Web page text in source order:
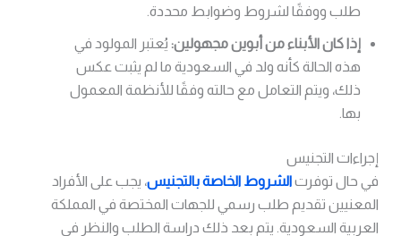
طلب ووفقًا لشروط وضوابط محددة.
إذا كان الأبناء من أبوين مجهولين: يُعتبر المولود في
هذه الحالة كأنه ولد في السعودية ما لم يثبت عكس
ذلك، ويتم التعامل مع حالته وفقًا للأنظمة المعمول
بها.
إجراءات التجنيس
في حال توفرتالشروط الخاصة بالتجنيس، يجب على الأفراد
المعنيين تقديم طلب رسمي للجهات المختصة في المملكة
العربية السعودية. يتم بعد ذلك دراسة الطلب والنظر في